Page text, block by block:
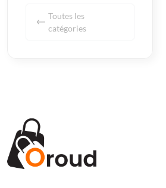
Toutes les
catégories